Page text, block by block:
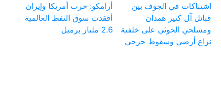
اشتباكات في الجوف بين
قبائل آل كثير همدان
ومسلحي الحوثي على خلفية
نزاع أرضي وسقوط جرحى
أرامكو: حرب أمريكا وإيران
أفقدت سوق النفط العالمية
2.6 مليار برميل